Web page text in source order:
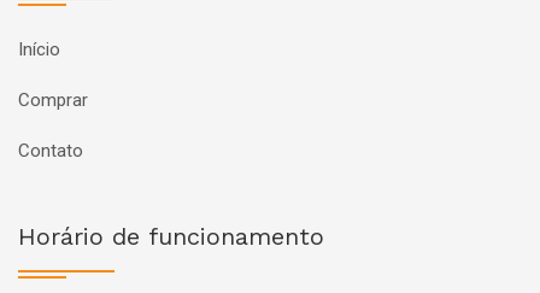
Início
Comprar
Contato
Horário de funcionamento